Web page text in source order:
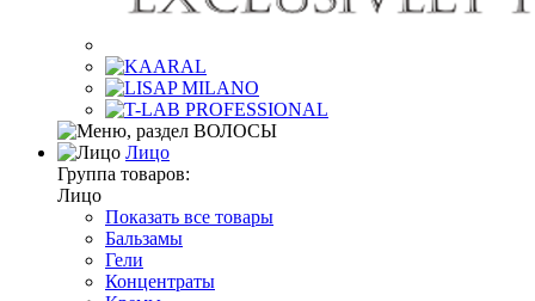
Лицо
Группа товаров:
Лицо
Показать все товары
Бальзамы
Гели
Концентраты